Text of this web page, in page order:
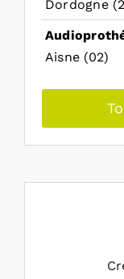
Dordogne
Aisne (02)